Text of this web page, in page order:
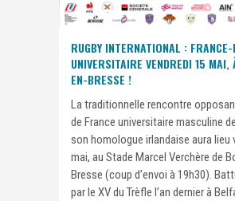
RUGBY INTERNATIONAL :
UNIVERSITAIRE VENDREDI 15 MAI,
EN-BRESSE !
La traditionnelle rencontre
de France universitaire masculine
son homologue irlandaise aura lieu
mai, au Stade Marcel Verchère de
Bresse (coup d’envoi à 19h30).
par le XV du Trèfle l’an dernier à